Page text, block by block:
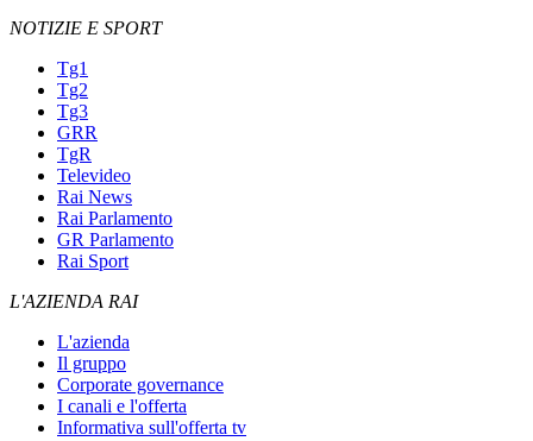
NOTIZIE E SPORT
Tg1
Tg2
Tg3
GRR
TgR
Televideo
Rai News
Rai Parlamento
GR Parlamento
Rai Sport
L'AZIENDA RAI
L'azienda
Il gruppo
Corporate governance
I canali e l'offerta
Informativa sull'offerta tv